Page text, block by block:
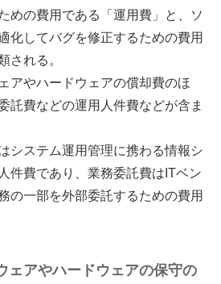
めの費用である「運用費」と、ソ
化してバグを修正するための費用
される。
アやハードウェアの償却費のほ
託費などの運用人件費などが含ま
システム運用管理に携わる情報シ
件費であり、業務委託費はITベン
の一部を外部委託するための費用
ェアやハードウェアの保守の